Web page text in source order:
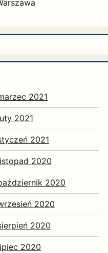
2021
2021
2021
2020
2020
2020
2020
2020